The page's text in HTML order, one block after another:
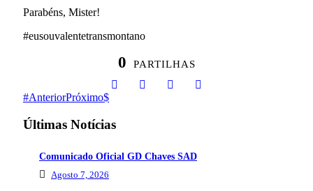
Parabéns, Mister!
#eusouvalentetransmontano
0 PARTILHAS
AnteriorPróximo
Últimas Notícias
Comunicado Oficial GD Chaves SAD
Agosto 7, 2026